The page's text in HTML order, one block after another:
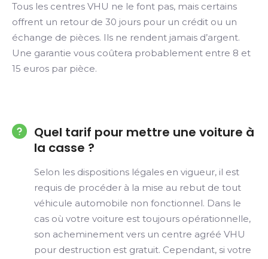
Tous les centres VHU ne le font pas, mais certains
offrent un retour de 30 jours pour un crédit ou un
échange de pièces. Ils ne rendent jamais d’argent.
Une garantie vous coûtera probablement entre 8 et
15 euros par pièce.
Quel tarif pour mettre une voiture à
la casse ?
Selon les dispositions légales en vigueur, il est
requis de procéder à la mise au rebut de tout
véhicule automobile non fonctionnel. Dans le
cas où votre voiture est toujours opérationnelle,
son acheminement vers un centre agréé VHU
pour destruction est gratuit. Cependant, si votre